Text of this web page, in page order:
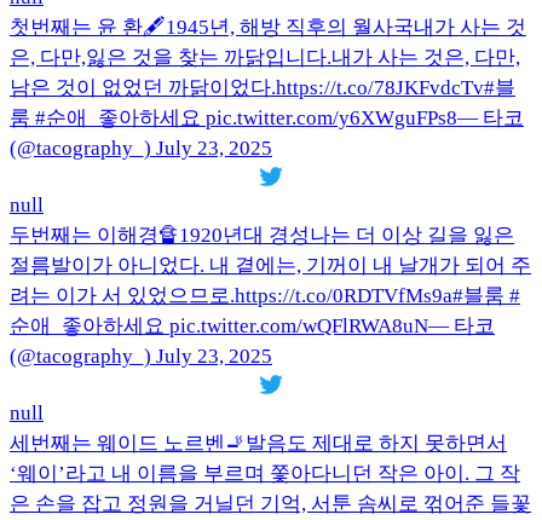
첫번째는 윤 환🖋️1945년, 해방 직후의 월사국내가 사는 것
은, 다만,잃은 것을 찾는 까닭입니다.내가 사는 것은, 다만,
남은 것이 없었던 까닭이었다.https://t.co/78JKFvdcTv#블
룸 #순애_좋아하세요 pic.twitter.com/y6XWguFPs8— 타코
(@tacography_) July 23, 2025
null
두번째는 이해경🔏1920년대 경성나는 더 이상 길을 잃은
절름발이가 아니었다. 내 곁에는, 기꺼이 내 날개가 되어 주
려는 이가 서 있었으므로.https://t.co/0RDTVfMs9a#블룸 #
순애_좋아하세요 pic.twitter.com/wQFlRWA8uN— 타코
(@tacography_) July 23, 2025
null
세번째는 웨이드 노르벤🚬발음도 제대로 하지 못하면서
‘웨이’라고 내 이름을 부르며 쫓아다니던 작은 아이. 그 작
은 손을 잡고 정원을 거닐던 기억, 서툰 솜씨로 꺾어준 들꽃